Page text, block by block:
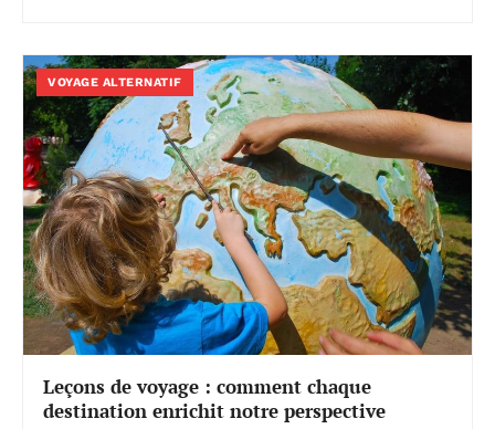
VOYAGE ALTERNATIF
Leçons de voyage : comment chaque
destination enrichit notre perspective